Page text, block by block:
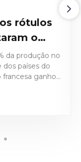
que
Conti 1945 a
de vinhos